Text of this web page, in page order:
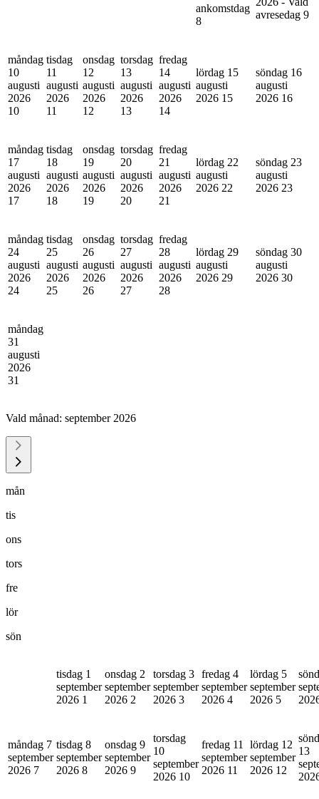
ankomstdag
8
avresedag 9
måndag
10
augusti
2026
10
tisdag
11
augusti
2026
11
onsdag
12
augusti
2026
12
torsdag
13
augusti
2026
13
fredag
14
augusti
2026
14
lördag 15
augusti
2026 15
söndag 16
augusti
2026 16
måndag
17
augusti
2026
17
tisdag
18
augusti
2026
18
onsdag
19
augusti
2026
19
torsdag
20
augusti
2026
20
fredag
21
augusti
2026
21
lördag 22
augusti
2026 22
söndag 23
augusti
2026 23
måndag
24
augusti
2026
24
tisdag
25
augusti
2026
25
onsdag
26
augusti
2026
26
torsdag
27
augusti
2026
27
fredag
28
augusti
2026
28
lördag 29
augusti
2026 29
söndag 30
augusti
2026 30
måndag
31
augusti
2026
31
Vald månad: september 2026
mån
tis
ons
tors
fre
lör
sön
tisdag 1
september
2026 1
onsdag 2
september
2026 2
torsdag 3
september
2026 3
fredag 4
september
2026 4
lördag 5
september
2026 5
måndag 7
september
2026 7
tisdag 8
september
2026 8
onsdag 9
september
2026 9
torsdag
10
september
2026 10
fredag 11
september
2026 11
lördag 12
september
2026 12
13